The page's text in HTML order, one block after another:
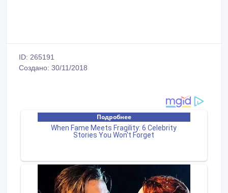
ID: 265191
Создано: 30/11/2018